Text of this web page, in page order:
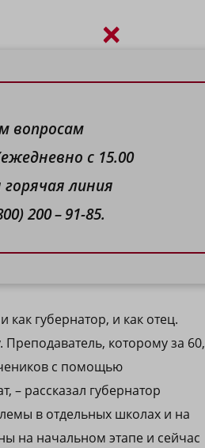
вопросам
с 15.00
линия
200 – 91-85.
губернатор, и как отец.
которому за 60,
с помощью
рассказал губернатор
в отдельных школах и на
на начальном этапе и сейчас
×